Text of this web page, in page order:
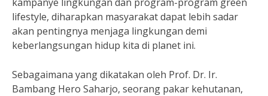
lifestyle, diharapkan masyarakat dapat lebih sadar
akan pentingnya menjaga lingkungan demi
keberlangsungan hidup kita di planet ini.
Sebagaimana yang dikatakan oleh Prof. Dr. Ir.
Bambang Hero Saharjo, seorang pakar kehutanan,